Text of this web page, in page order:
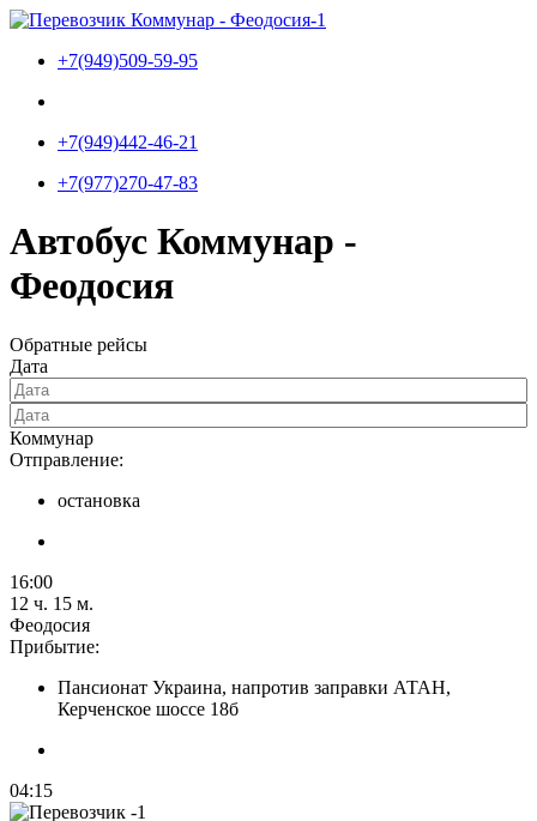
Перейти
содержимому
+7(949)509-59-95
+7(949)442-46-21
+7(977)270-47-83
Автобус Коммунар -
Феодосия
Обратные рейсы
Дата
Коммунар
Отправление:
остановка
16:00
12 ч. 15 м.
Феодосия
Прибытие:
Пансионат Украина, напротив заправки АТАН,
Керченское шоссе 18б
04:15